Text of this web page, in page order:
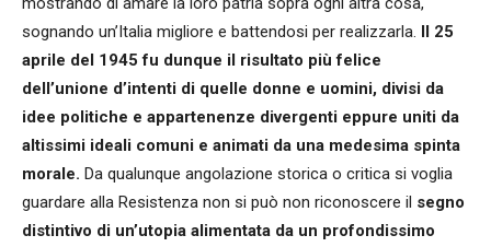
sognando un’Italia migliore e battendosi per realizzarla. Il 25
aprile del 1945 fu dunque il risultato più felice
dell’unione d’intenti di quelle donne e uomini, divisi da
idee politiche e appartenenze divergenti eppure uniti da
altissimi ideali comuni e animati da una medesima spinta
morale. Da qualunque angolazione storica o critica si voglia
guardare alla Resistenza non si può non riconoscere il segno
distintivo di un’utopia alimentata da un profondissimo